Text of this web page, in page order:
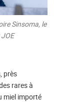
Sinsoma, le
près
rares à
miel importé